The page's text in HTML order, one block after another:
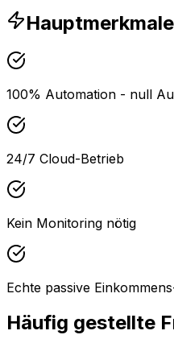
Hauptmerkmale
100% Automation - null
24/7 Cloud-Betrieb
Kein Monitoring nötig
Echte passive
Häufig gestellte